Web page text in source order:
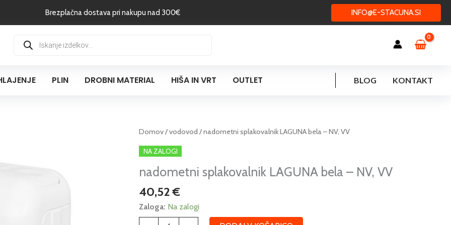
Brezplačna dostava pri nakupu nad 300€ INFO@E-STACUNA.SI
search
PLIN DROBNI MATERIAL HIŠA IN VRT OUTLET BLOG KONTAKT
Domov/vodovod / nadometni splakovalnik LAGUNA bela – NV, VV
NA ZALOGI
nadometni splakovalnik LAGUNA bela – NV, VV
40,52€
Zaloga: Na zalogi
nadometni
splakovalnik
LAGUNA
bela
NV,
VV
količina